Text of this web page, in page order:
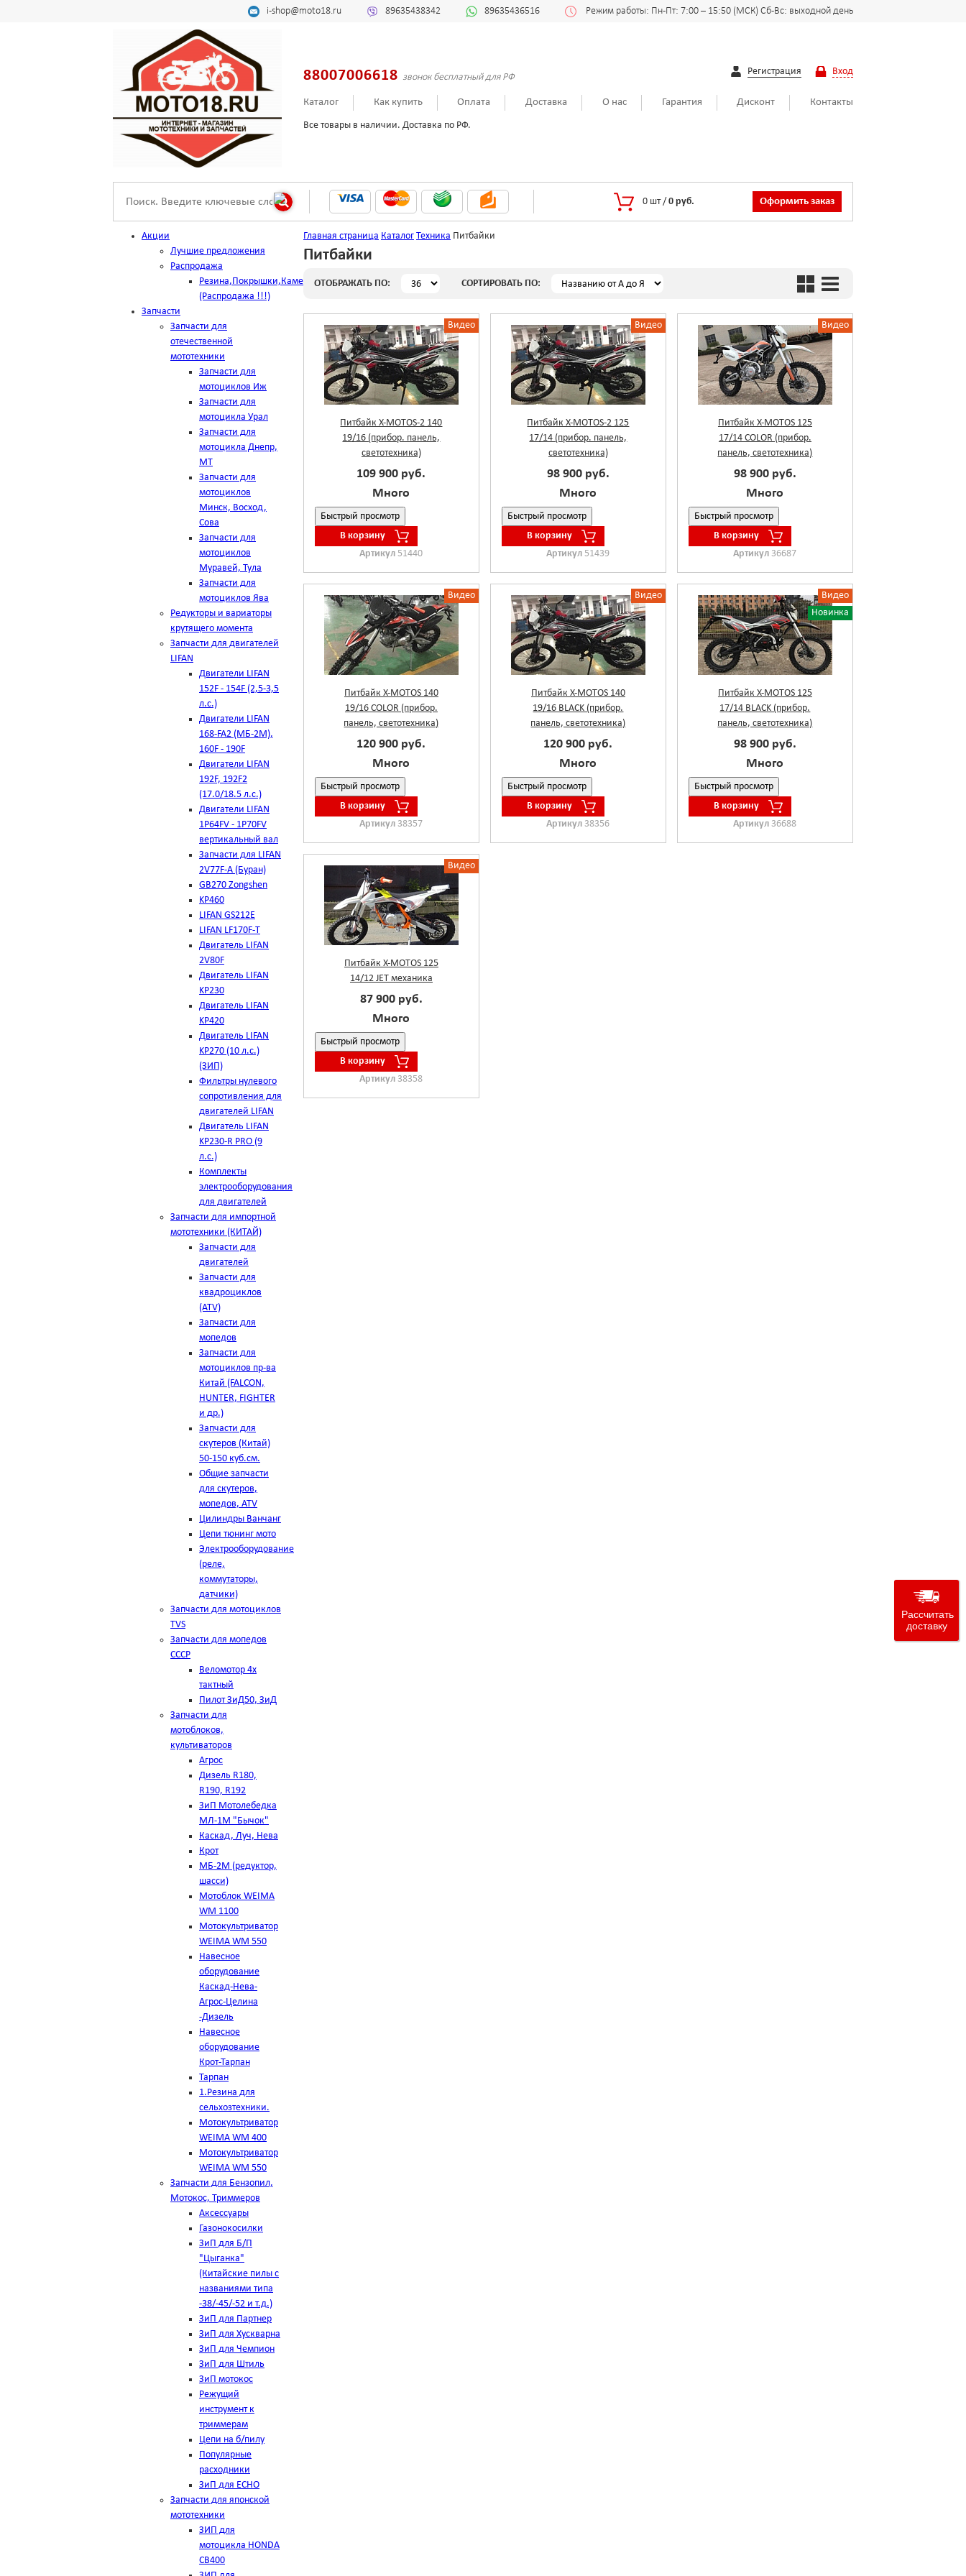
i-shop@moto18.ru 89635438342 89635436516 Режим работы: Пн-Пт: 7:00 – 15:50 (МСК) Сб-Вс: выходной день
88007006618 звонок бесплатный для РФ
Регистрация Вход
Каталог Как купить Оплата Доставка О нас Гарантия Дисконт Контакты
Все товары в наличии. Доставка по РФ.
0 шт / 0 руб. Оформить заказ
Акции
Лучшие предложения
Распродажа
Резина,Покрышки,Камеры
(Распродажа !!!)
Запчасти
Запчасти для
отечественной
мототехники
Запчасти для
мотоциклов Иж
Запчасти для
мотоцикла Урал
Запчасти для
мотоцикла Днепр,
МТ
Запчасти для
мотоциклов
Минск, Восход,
Сова
Запчасти для
мотоциклов
Муравей, Тула
Запчасти для
мотоциклов Ява
Редукторы и вариаторы
крутящего момента
Запчасти для двигателей
LIFAN
Двигатели LIFAN
152F - 154F (2,5-3,5
л.с.)
Двигатели LIFAN
168-FA2 (МБ-2М),
160F - 190F
Двигатели LIFAN
192F, 192F2
(17.0/18.5 л.с.)
Двигатели LIFAN
1Р64FV - 1Р70FV
вертикальный вал
Запчасти для LIFAN
2V77F-A (Буран)
GB270 Zongshen
KP460
LIFAN GS212E
LIFAN LF170F-T
Двигатель LIFAN
2V80F
Двигатель LIFAN
KP230
Двигатель LIFAN
KP420
Двигатель LIFAN
KP270 (10 л.с.)
(ЗИП)
Фильтры нулевого
сопротивления для
двигателей LIFAN
Двигатель LIFAN
KP230-R PRO (9
л.с.)
Комплекты
электрооборудования
для двигателей
Запчасти для импортной
мототехники (КИТАЙ)
Запчасти для
двигателей
Запчасти для
квадроциклов
(ATV)
Запчасти для
мопедов
Запчасти для
мотоциклов пр-ва
Китай (FALCON,
HUNTER, FIGHTER
и др.)
Запчасти для
скутеров (Китай)
50-150 куб.см.
Общие запчасти
для скутеров,
мопедов, ATV
Цилиндры Ванчанг
Цепи тюнинг мото
Электрооборудование
(реле,
коммутаторы,
датчики)
Запчасти для мотоциклов
TVS
Запчасти для мопедов
СССР
Веломотор 4х
тактный
Пилот ЗиД50, ЗиД
Запчасти для
мотоблоков,
культиваторов
Агрос
Дизель R180,
R190, R192
ЗиП Мотолебедка
МЛ-1М "Бычок"
Каскад, Луч, Нева
Крот
МБ-2М (редуктор,
шасси)
Мотоблок WEIMA
WM 1100
Мотокультриватор
WEIMA WM 550
Навесное
оборудование
Каскад-Нева-
Агрос-Целина
-Дизель
Навесное
оборудование
Крот-Тарпан
Тарпан
1.Резина для
сельхозтехники.
Мотокультриватор
WEIMA WM 400
Мотокультриватор
WEIMA WM 550
Запчасти для Бензопил,
Мотокос, Триммеров
Аксессуары
Газонокосилки
ЗиП для Б/П
"Цыганка"
(Китайские пилы с
названиями типа
-38/-45/-52 и т.д.)
ЗиП для Партнер
ЗиП для Хускварна
ЗиП для Чемпион
ЗиП для Штиль
ЗиП мотокос
Режущий
инструмент к
триммерам
Цепи на б/пилу
Популярные
расходники
ЗиП для ЕСНО
Запчасти для японской
мототехники
ЗИП для
мотоцикла HONDA
CB400
Главная страница Каталог Техника Питбайки
Питбайки
ОТОБРАЖАТЬ ПО: СОРТИРОВАТЬ ПО:
Видео
Питбайк X-MOTOS-2 140
19/16 (прибор. панель,
светотехника)
109 900 руб.
Много
Быстрый просмотр
В корзину
Артикул51440
Видео
Питбайк X-MOTOS-2 125
17/14 (прибор. панель,
светотехника)
98 900 руб.
Много
Быстрый просмотр
В корзину
Артикул51439
Видео
Питбайк X-MOTOS 125
17/14 COLOR (прибор.
панель, светотехника)
98 900 руб.
Много
Быстрый просмотр
В корзину
Артикул36687
Видео
Питбайк X-MOTOS 140
19/16 COLOR (прибор.
панель, светотехника)
120 900 руб.
Много
Быстрый просмотр
В корзину
Артикул38357
Видео
Питбайк X-MOTOS 140
19/16 BLACK (прибор.
панель, светотехника)
120 900 руб.
Много
Быстрый просмотр
В корзину
Артикул38356
Видео
Новинка
Питбайк X-MOTOS 125
17/14 BLACK (прибор.
панель, светотехника)
98 900 руб.
Много
Быстрый просмотр
В корзину
Артикул36688
Видео
Питбайк X-MOTOS 125
14/12 JET механика
87 900 руб.
Много
Быстрый просмотр
В корзину
Артикул38358
Рассчитать
доставку